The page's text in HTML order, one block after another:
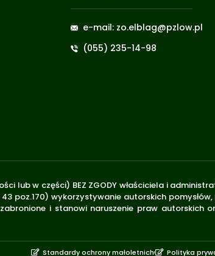
e-mail: zo.elblag@pzlow.pl
(055) 235-14-98
lub w części) BEZ ZGODY właściciela i
43 poz.170) wykorzystywanie autorskich
i stanowi naruszenie praw
Standardy ochrony małoletnich Polityka